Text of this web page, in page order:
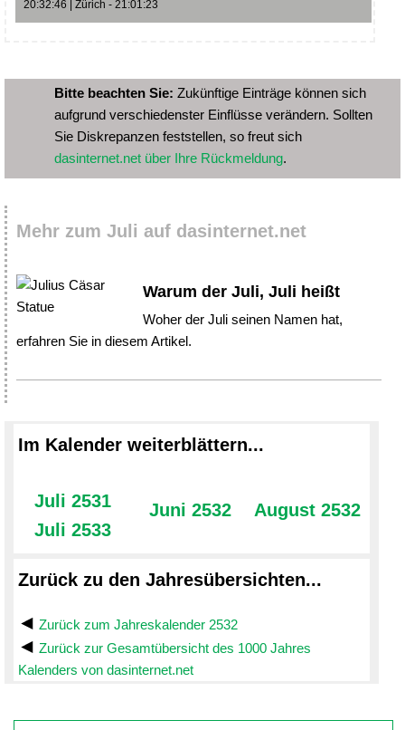
20:32:46 | Zürich - 21:01:23
Bitte beachten Sie: Zukünftige Einträge können sich
aufgrund verschiedenster Einflüsse verändern. Sollten
Sie Diskrepanzen feststellen, so freut sich
dasinternet.net über Ihre Rückmeldung.
Mehr zum Juli auf dasinternet.net
Warum der Juli, Juli heißt
Woher der Juli seinen Namen hat,
erfahren Sie in diesem Artikel.
Im Kalender weiterblättern...
Juli 2531
Juli 2533
Juni 2532 August 2532
Zurück zu den Jahresübersichten...
Zurück zum Jahreskalender 2532
Zurück zur Gesamtübersicht des 1000 Jahres
Kalenders von dasinternet.net